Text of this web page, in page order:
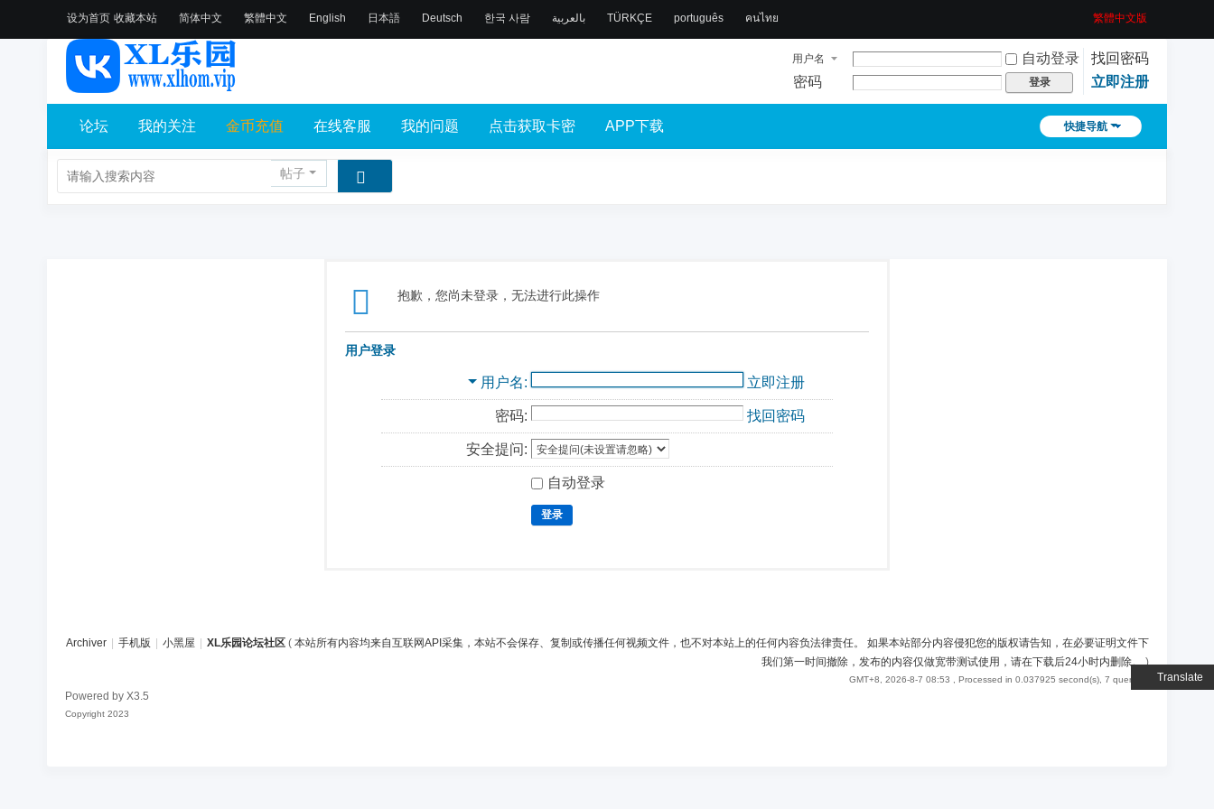
设为首页 收藏本站
Translate
简体中文 繁體中文 English 日本語 Deutsch 한국 사람 بالعربية TÜRKÇE português คนไทย 繁體中文版
用户名 自动登录
找回密码
密码
登录 立即注册
快捷导航
论坛 我的关注 金币充值 在线客服 我的问题 点击获取卡密 APP下载
帖子
抱歉，您尚未登录，无法进行此操作
用户登录
用户名 立即注册
密码: 找回密码
安全提问:
自动登录
登录
Archiver 手机版 小黑屋 XL乐园论坛社区 ( 本站所有内容均来自互联网API采集，本站不会保存、复制或传播任何视频文件，也不对本站上的任何内容负法律责任。 如果本站部分内容侵犯您的版权请告知，在必要证明文件下
我们第一时间撤除，发布的内容仅做宽带测试使用，请在下载后24小时内删除。)
GMT+8, 2026-8-7 08:53 , Processed in 0.037925 second(s), 7 queries .
Powered by X3.5
Copyright 2023